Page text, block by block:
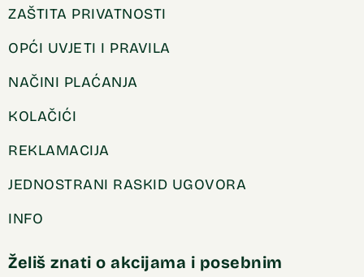
ZAŠTITA PRIVATNOSTI
OPĆI UVJETI I PRAVILA
NAČINI PLAĆANJA
KOLAČIĆI
REKLAMACIJA
JEDNOSTRANI RASKID UGOVORA
INFO
Želiš znati o akcijama i posebnim